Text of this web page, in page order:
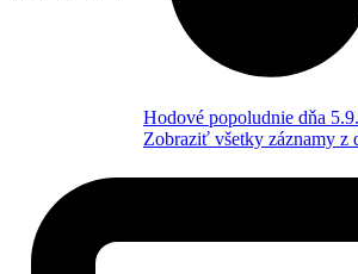
Hodové popoludnie dňa
Zobraziť všetky záznamy z